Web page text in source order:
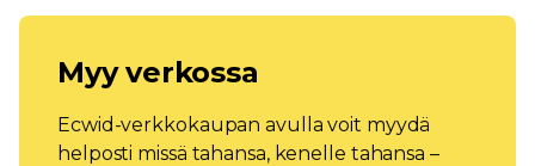
Myy verkossa
Ecwid-verkkokaupan avulla voit myydä
helposti missä tahansa, kenelle tahansa –